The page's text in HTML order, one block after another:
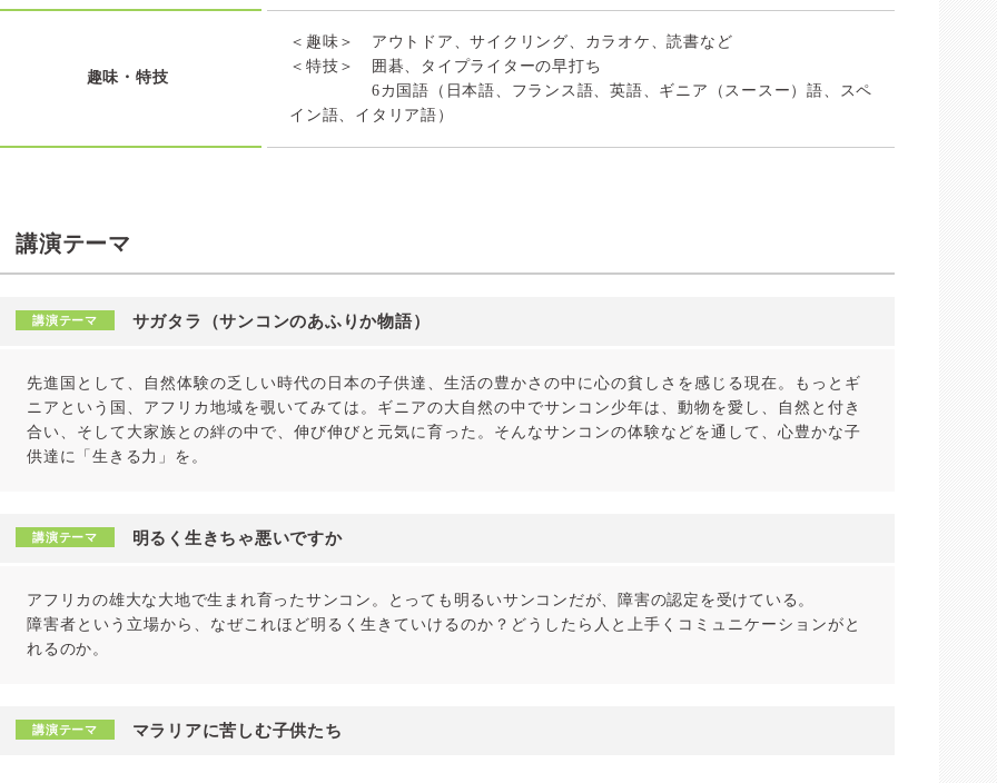
趣味・特技
＜趣味＞ アウトドア、サイクリング、カラオケ、読書など
＜特技＞ 囲碁、タイプライターの早打ち
6カ国語（日本語、フランス語、英語、ギニア（スースー）語、スペ
イン語、イタリア語）
講演テーマ
講演テーマ サガタラ（サンコンのあふりか物語）
先進国として、自然体験の乏しい時代の日本の子供達、生活の豊かさの中に心の貧しさを感じる現在。もっとギ
ニアという国、アフリカ地域を覗いてみては。ギニアの大自然の中でサンコン少年は、動物を愛し、自然と付き
合い、そして大家族との絆の中で、伸び伸びと元気に育った。そんなサンコンの体験などを通して、心豊かな子
供達に「生きる力」を。
講演テーマ 明るく生きちゃ悪いですか
アフリカの雄大な大地で生まれ育ったサンコン。とっても明るいサンコンだが、障害の認定を受けている。
障害者という立場から、なぜこれほど明るく生きていけるのか？どうしたら人と上手くコミュニケーションがと
れるのか。
講演テーマ マラリアに苦しむ子供たち